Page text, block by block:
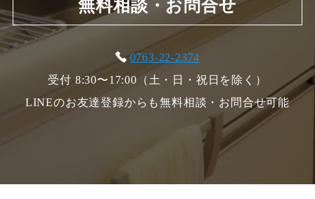
無料相談・お問合せ
0763-22-2374
受付 8:30〜17:00（土・日・祝日を除く）
LINEのお友達登録からも無料相談・お問合せ可能